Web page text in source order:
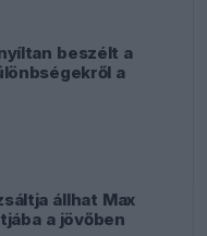
beszélt a
a
állhat Max
a jövőben